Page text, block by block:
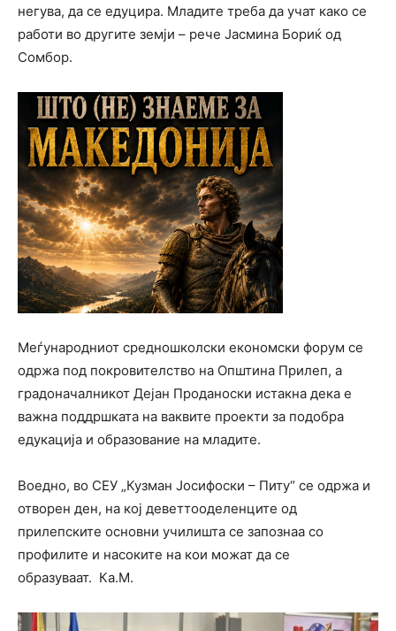
негува, да се едуцира. Младите треба да учат како се
работи во другите земји – рече Јасмина Бориќ од
Сомбор.
Меѓународниот средношколски економски форум се
одржа под покровителство на Општина Прилеп, а
градоначалникот Дејан Проданоски истакна дека е
важна поддршката на ваквите проекти за подобра
едукација и образование на младите.
Воедно, во СЕУ „Кузман Јосифоски – Питу“ се одржа и
отворен ден, на кој деветтооделенците од
прилепските основни училишта се запознаа со
профилите и насоките на кои можат да се
образуваат. Ка.М.